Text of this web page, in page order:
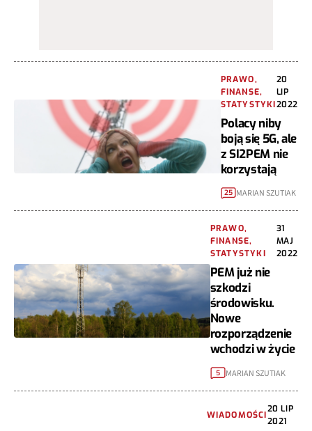
PRAWO,
FINANSE,
STATYSTYKI
20
LIP
2022
Polacy niby
boją się 5G, ale
z SI2PEM nie
korzystają
25 MARIAN SZUTIAK
PRAWO,
FINANSE,
STATYSTYKI
31
MAJ
2022
PEM już nie
szkodzi
środowisku.
Nowe
rozporządzenie
wchodzi w życie
5 MARIAN SZUTIAK
WIADOMOŚCI
20 LIP
2021